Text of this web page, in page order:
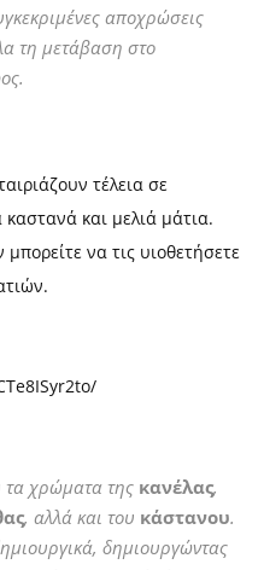
αποχρώσεις
τη μετάβαση στο
τέλεια σε
και μελιά μάτια.
να τις υιοθετήσετε
τα χρώματα της κανέλας,
, αλλά και του κάστανου.
δημιουργώντας